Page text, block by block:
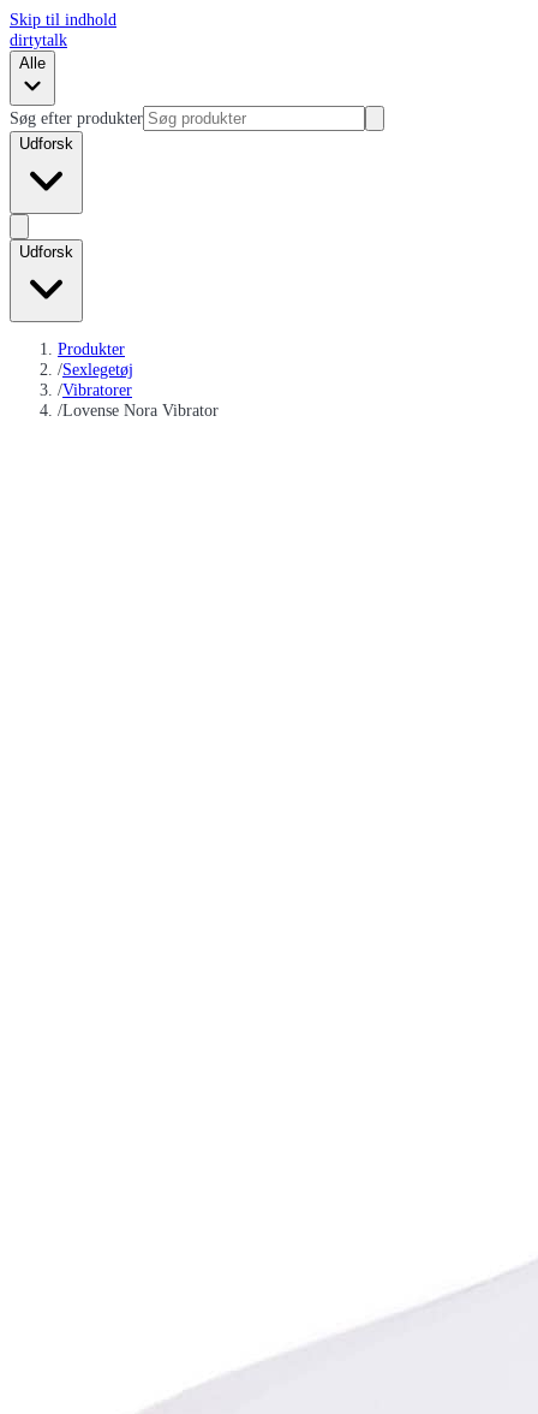
Skip til indhold
dirtytalk
Alle
Søg efter produkter
Udforsk
Udforsk
Produkter
/Sexlegetøj
/Vibratorer
/Lovense Nora Vibrator